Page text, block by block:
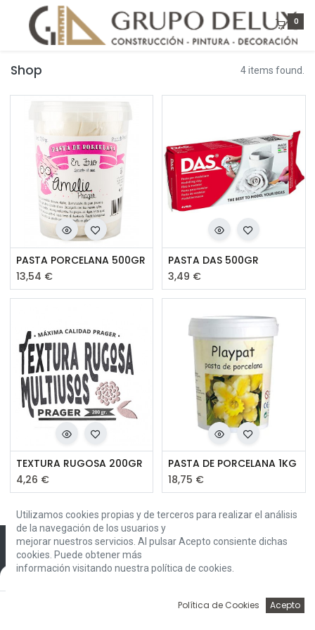
Default
0
Shop 4 items found.
PASTA PORCELANA 500GR
13,54 €
PASTA DAS 500GR
3,49 €
TEXTURA RUGOSA 200GR
4,26 €
PASTA DE PORCELANA 1KG
18,75 €
Utilizamos cookies propias y de terceros para realizar el análisis
de la navegación de los usuarios y
mejorar nuestros servicios. Al pulsar Acepto consiente dichas
cookies. Puede obtener más
información visitando nuestra política de cookies.
Política de Cookies Acepto